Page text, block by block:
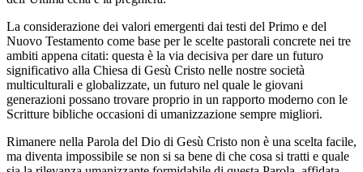
La considerazione dei valori emergenti dai testi del Primo e del
Nuovo Testamento come base per le scelte pastorali concrete nei tre
ambiti appena citati: questa è la via decisiva per dare un futuro
significativo alla Chiesa di Gesù Cristo nelle nostre società
multiculturali e globalizzate, un futuro nel quale le giovani
generazioni possano trovare proprio in un rapporto moderno con le
Scritture bibliche occasioni di umanizzazione sempre migliori.
Rimanere nella Parola del Dio di Gesù Cristo non è una scelta facile,
ma diventa impossibile se non si sa bene di che cosa si tratti e quale